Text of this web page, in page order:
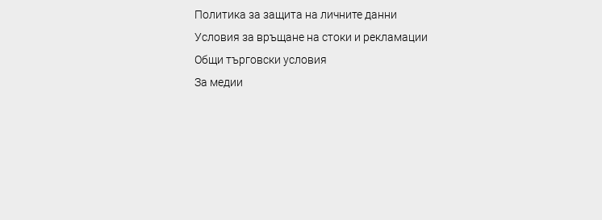
Политика за защита на личните данни
Условия за връщане на стоки и рекламации
Общи търговски условия
За медии